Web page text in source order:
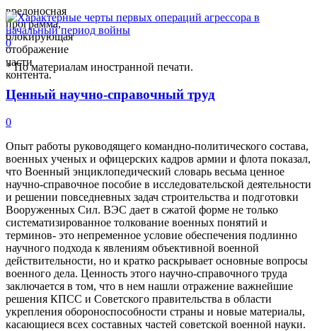
вредоносная
программа,
блокирующая
отображение
части
контента.
0
* По материалам иностранной печати.
Ценный научно-справочный труд
0
Опыт работы руководящего командно-политического состава,
военных ученых и офицерских кадров армии и флота показал,
что Военный энциклопедический словарь весьма ценное
научно-справочное пособие в исследовательской деятельности
и решении повседневных задач строительства и подготовки
Вооруженных Сил. ВЭС дает в сжатой форме не только
систематизированное толкование военных понятий и
терминов- это непременное условие обеспечения подлинно
научного подхода к явлениям объективной военной
действительности, но и кратко раскрывает основные вопросы
военного дела. Ценность этого научно-справочного труда
заключается в том, что в нем нашли отражение важнейшие
решения КПСС и Советского правительства в области
укрепления обороноспособности страны и новые материалы,
касающиеся всех составных частей советской военной науки.